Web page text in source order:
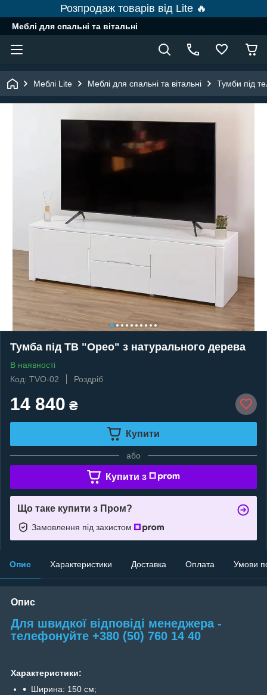
Розпродаж товарів від Lite 🔥
Меблі для спальні та вітальні
Меблі Lite Меблі для спальні та вітальні Тумби під
Тумба під ТВ "Орео" з натурального дерева
В наявності
Код: TVO-02
Роздріб
14 840 ₴
Купити
або
Купити з
Що таке купити з Пром?
Замовлення під захистом
Опис Характеристики Доставка Оплата Умови
Опис
Для швидкої відповіді менеджера -
телефонуйте +380 (50) 760 14 40
Характеристики:
Ширина: 150 см;